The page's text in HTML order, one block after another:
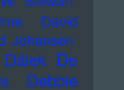
David
Johansen
Dälek De
Debbie